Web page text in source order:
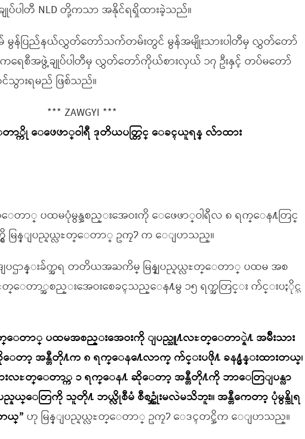
ျုပ်ပါတီ NLD တို့ကသာ အနိုင်ရရှိထားခဲ့သည်။
န်ပြည်နယ်လွှတ်တော်သက်တမ်းတွင် မွန်အမျိုးသားပါတီမှ လွှတ်တော်
ကရေစီအဖွဲ့ချုပ်ပါတီမှ လွှတ်တော်ကိုယ်စားလှယ် ၁၇ ဦးနှင့် တပ်မတော်
သွားရမည် ဖြစ်သည်။
*** ZAWGYI ***
တာ္ကို ေဖေဖာ္ဝါရီ ဒုတိယပတ္တြင္ ေခၚယူရန္ လ်ာထား
တာ္ ပထမပုံမွန္အစည္းအေဝးကို ေဖေဖာ္ဝါရီလ ၈ ရက္ေန႔တြင္
ရွိ မြန္ျပည္နယ္လႊတ္ေတာ္ ဥကၠ႒ က ေျပာသည္။
ဒျပဌာန္းခ်က္အရ တတိယအႀကိမ္ မြန္ျပည္နယ္လႊတ္ေတာ္ ပထမ အစ
တာ္အစည္းအေဝးစေခၚသည္ေန႔မွ ၁၅ ရက္အတြင္း က်င္းပႏိုင္သ
ေတာ္ ပထမအစည္းအေဝးကို ျပည္သူ႔လႊတ္ေတာ္နဲ႔ အမ်ိဳးသား
အန္တီတို႔က ၈ ရက္ေန႔ေလာက္ က်င္းပဖို႔ ခန႔္မွန္းထားတယ္၊
လႊတ္ေတာ္က ၁ ရက္ေန႔ ဆိုေတာ့ အန္တီတို႔ကို ဘာေတြျပန္လာ
ေတြကို သူတို႔ ဘယ္လိုစီမံ စီစဥ္အုံးမလဲမသိဘူး။ အန္တီကေတာ့ ပုံမွန္ဆိုရ
ယ္” ဟု မြန္ျပည္နယ္လႊတ္ေတာ္ ဥကၠ႒ ေဒၚတင္အိက ေျပာသည္။